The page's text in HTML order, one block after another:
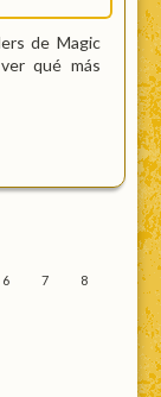
de Magic
qué más
6 7 8